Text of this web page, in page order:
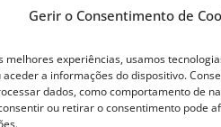
Gerir o Consentimento de
melhores experiências, usamos
a informações do dispositivo.
dados, como comportamento de
ou retirar o consentimento pode
CONTACTOS
Telemóvel:
(+351)
Chamada para